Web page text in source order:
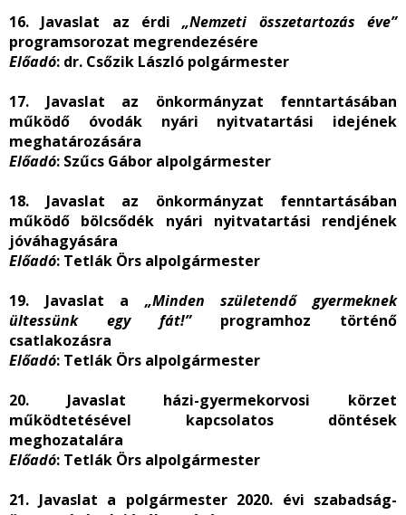
16. Javaslat az érdi„Nemzeti összetartozás éve”
programsorozat megrendezésére
Előadó: dr. Csőzik László polgármester
17. Javaslat az önkormányzat fenntartásában
működő óvodák nyári nyitvatartási idejének
meghatározására
Előadó: Szűcs Gábor alpolgármester
18. Javaslat az önkormányzat fenntartásában
működő bölcsődék nyári nyitvatartási rendjének
jóváhagyására
Előadó: Tetlák Örs alpolgármester
19. Javaslat a „Minden születendő gyermeknek
ültessünk egy fát!”programhoz történő
csatlakozásra
Előadó: Tetlák Örs alpolgármester
20. Javaslat házi-gyermekorvosi körzet
működtetésével kapcsolatos döntések
meghozatalára
Előadó: Tetlák Örs alpolgármester
21. Javaslat a polgármester 2020. évi szabadság-